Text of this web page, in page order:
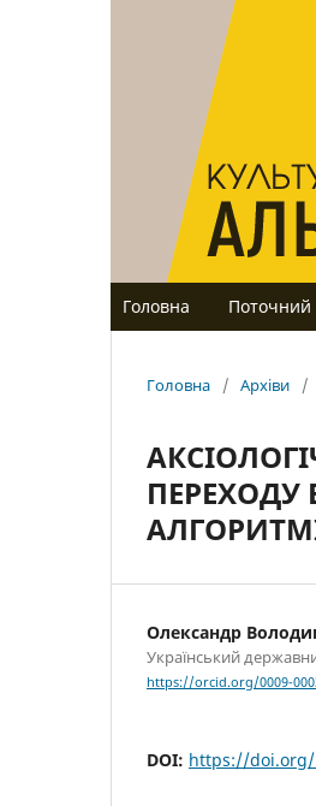
Головна Поточний
Головна / Архіви /
ПЕРЕХОДУ
Олександр
Український
https://orcid.org/0009-
DOI: https://doi.org/